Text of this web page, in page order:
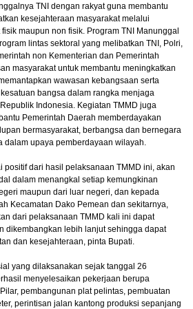
TNI dengan rakyat guna membantu
kesejahteraan masyarakat melalui
maupun non fisik. Program TNI Manunggal
lintas sektoral yang melibatkan TNI, Polri,
non Kementerian dan Pemerintah
masyarakat untuk membantu meningkatkan
wawasan kebangsaan serta
bangsa dalam rangka menjaga
Indonesia. Kegiatan TMMD juga
Pemerintah Daerah memberdayakan
bermasyarakat, berbangsa dan bernegara
dalam upaya pemberdayaan wilayah.
positif dari hasil pelaksanaan TMMD ini, akan
dalam menangkal setiap kemungkinan
maupun dari luar negeri, dan kepada
Kecamatan Dako Pemean dan sekitarnya,
dari pelaksanaan TMMD kali ini dapat
dikembangkan lebih lanjut sehingga dapat
dan kesejahteraan, pinta Bupati.
yang dilaksanakan sejak tanggal 26
menyelesaikan pekerjaan berupa
pembangunan plat pelintas, pembuatan
perintisan jalan kantong produksi sepanjang